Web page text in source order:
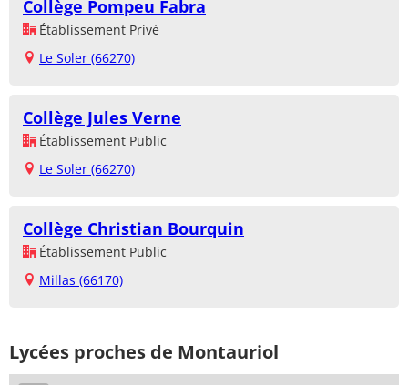
Collège Pompeu Fabra
Établissement Privé
Le Soler (66270)
Collège Jules Verne
Établissement Public
Le Soler (66270)
Collège Christian Bourquin
Établissement Public
Millas (66170)
Lycées proches de Montauriol